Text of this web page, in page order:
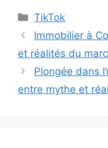
Categories
TikTok
Immobilier à
et réalités du
Plongée dans
entre mythe et